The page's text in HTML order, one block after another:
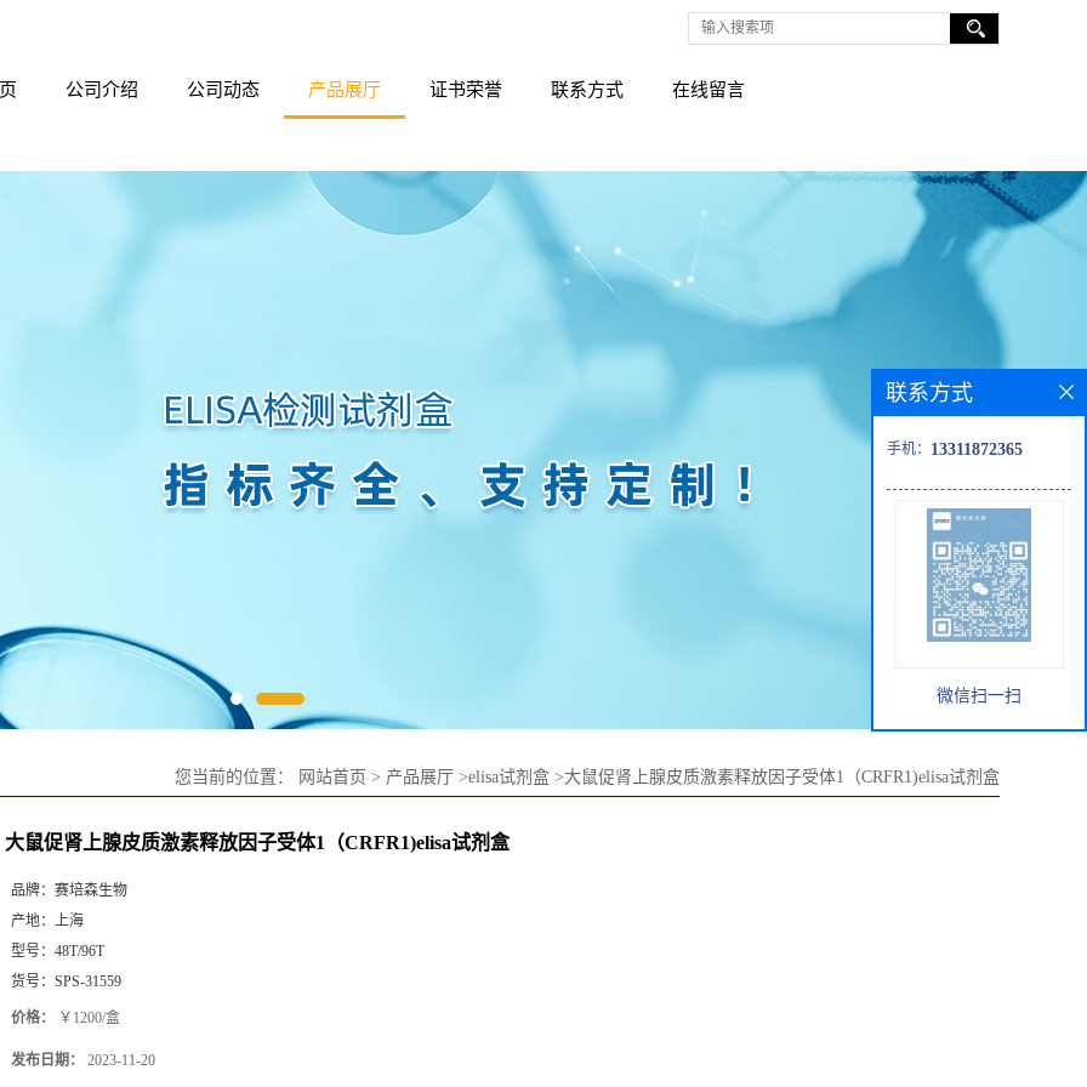
公司介绍 公司动态 产品展厅 证书荣誉 联系方式 在线留言
您当前的位置： 网站首页 > 产品展厅 >elisa试剂盒 >大鼠促肾上腺皮质激素释放因子受体1（CRFR1)elisa试剂盒
大鼠促肾上腺皮质激素释放因子受体1（CRFR1)elisa试剂盒
品牌： 赛培森生物
产地： 上海
型号： 48T/96T
货号： SPS-31559
价格： ￥1200/盒
发布日期： 2023-11-20
联系方式
手机： 13311872365
微信扫一扫